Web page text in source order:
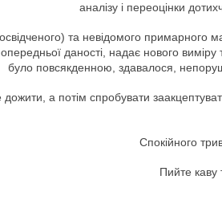
аналізу і переоцінки
та невідомого примарного
даності, надає нового виміру
було повсякденною, здавалося,
а потім спробувати
Спокійного
Пийте каву